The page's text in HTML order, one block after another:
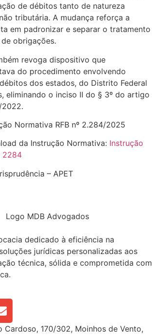
de débitos tanto de natureza
tributária. A mudança reforça a
em padronizar e separar o tratamento
obrigações.
revoga dispositivo que
do procedimento envolvendo
dos estados, do Distrito Federal
eliminando o inciso II do § 3º do artigo
2022.
Normativa RFB nº 2.284/2025
da Instrução Normativa: Instrução
2284
– APET
dedicado à eficiência na
jurídicas personalizadas aos
técnica, sólida e comprometida com
Cardoso, 170/302, Moinhos de Vento,